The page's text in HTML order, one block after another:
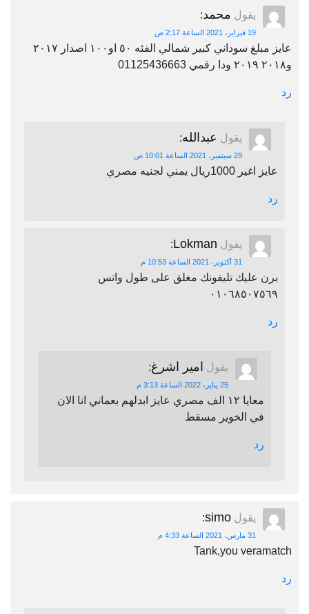
يقول محمد:
19 فبراير، 2021 الساعة 2:17 ص
عايز مبلغ سوداني كبير شمالي الفئه ٥٠ او١٠٠ اصدار ٢٠١٧
و٢٠١٨ ٢٠١٩ ودا رقمي 01125436663
رد
يقول عبدالله:
29 سبتمبر، 2021 الساعة 10:01 ص
عايز اغير 1000ريال يمني لجنيه مصري
رد
يقول Lokman
:
31 أكتوبر، 2021 الساعة 10:53 م
برن عليك تليفونك مغلق على طول واتس
٠١٠٦٨٥٠٧٥٦٩
رد
يقول امير اشرغ:
25 يناير، 2022 الساعة 3:13 م
معايا ١٢ الف مصري عايز ابدلهم بعماني انا الان
في الخوير مسقط
رد
يقول simo
:
31 مارس، 2021 الساعة 4:33 م
Tank,you veramatch
رد